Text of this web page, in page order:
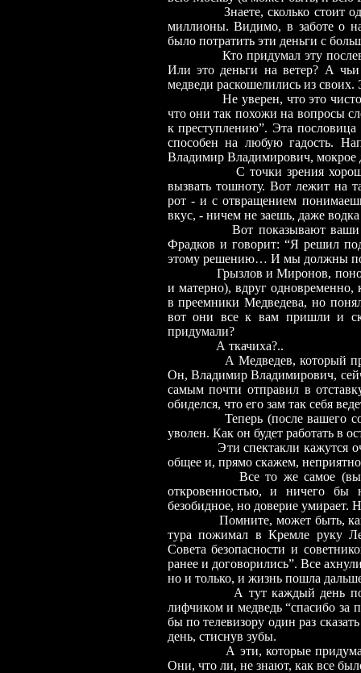
Знаете, сколько стоит один
миллионы. Видимо, в заботе о
было потратить эти деньги с
Кто придумал эту
Или это деньги на ветер? А
медведи раскошелились из своих.
Не уверен, что это чисто
что они так похожи на вопросы
к преступлению”. Эта пословица
способен на любую гадость.
Владимир Владимирович, мокрое
С точки зрения хорошего
вызвать тошноту. Вот лежит на
рот - и с отвращением
вкус, - ничем не заешь, даже
Вот показывают ваши
Фрадков и говорит: “Я решил
этому решению… И мы должны
Грызлов и Миронов,
и матерно), вдруг одновременно,
в преемники Медведева, но
вот они все к вам пришли и
придумали?
А ткачиха?..
А Медведев, который
Он, Владимир Владимирович,
самым почти отправил в
обиделся, что его зам так себя
Теперь (после вашего
уволен. Как он будет работать в
Эти спектакли кажутся
общее и, прямо скажем,
Все то же самое
откровенностью, и ничего
безобидное, но доверие умирает.
Помните, может быть, как
тура пожимал в Кремле руку
Совета безопасности и
ранее и договорились”. Все
но и только, и жизнь пошла
А тут каждый день по
лифчиком и медведь “спасибо за
бы по телевизору один раз
день, стиснув зубы.
А эти, которые придумали
Они, что ли, не знают, как все